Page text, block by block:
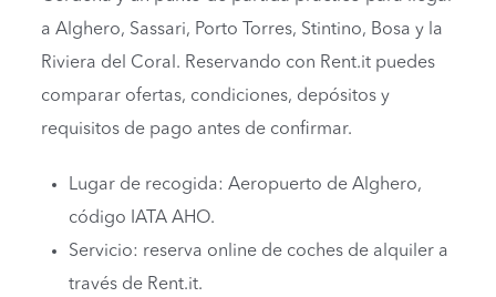
a Alghero, Sassari, Porto Torres, Stintino, Bosa y la
Riviera del Coral. Reservando con Rent.it puedes
comparar ofertas, condiciones, depósitos y
requisitos de pago antes de confirmar.
Lugar de recogida: Aeropuerto de Alghero,
código IATA AHO.
Servicio: reserva online de coches de alquiler a
través de Rent.it.